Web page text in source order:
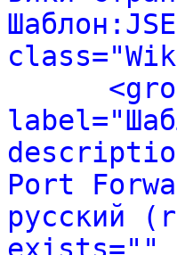
Port
русский